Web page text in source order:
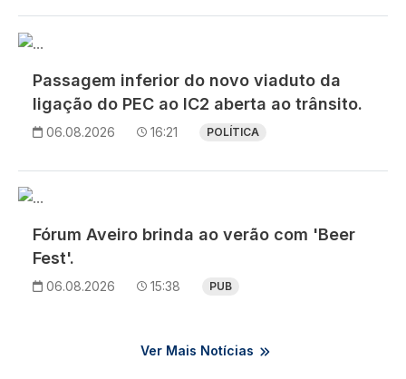
Imagem
Passagem inferior do novo viaduto da
ligação do PEC ao IC2 aberta ao trânsito.
06.08.2026 16:21 POLÍTICA
Imagem
Fórum Aveiro brinda ao verão com 'Beer
Fest'.
06.08.2026 15:38 PUB
Ver Mais Notícias